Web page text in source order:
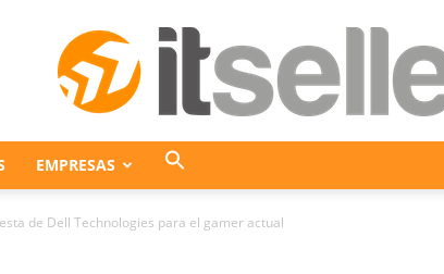
ITseller
EMPRESAS
de Dell Technologies para el gamer actual